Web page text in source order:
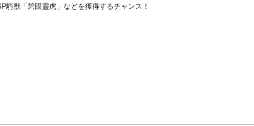
騎獣「碧眼靈虎」などを獲得するチャンス！